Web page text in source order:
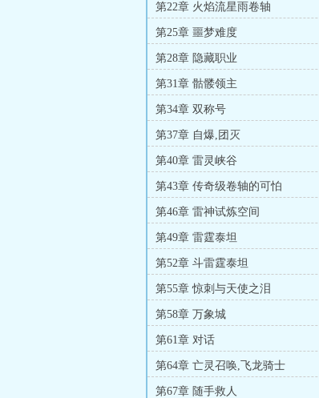
第22章 火焰流星雨卷轴
第25章 噩梦难度
第28章 隐藏职业
第31章 骷髅领主
第34章 双称号
第37章 自爆,团灭
第40章 雷灵峡谷
第43章 传奇级卷轴的可怕
第46章 雷神试炼空间
第49章 雷霆泰坦
第52章 斗雷霆泰坦
第55章 惊刺与天使之泪
第58章 万象城
第61章 对话
第64章 亡灵召唤,飞龙骑士
第67章 随手救人